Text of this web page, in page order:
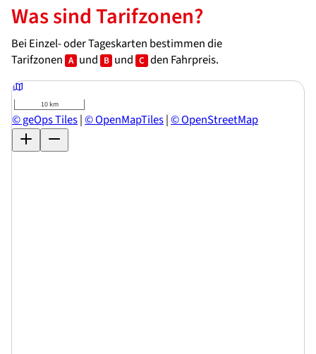
Was sind Tarifzonen?
Bei Einzel- oder Tageskarten bestimmen die
Tarifzonen A und B und C den Fahrpreis.